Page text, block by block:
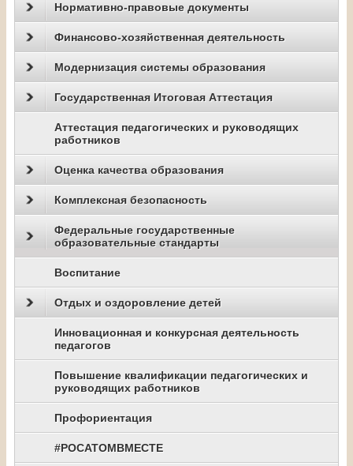
Нормативно-правовые документы
Финансово-хозяйственная деятельность
Модернизация системы образования
Государственная Итоговая Аттестация
Аттестация педагогических и руководящих
работников
Оценка качества образования
Комплексная безопасность
Федеральные государственные
образовательные стандарты
Воспитание
Отдых и оздоровление детей
Инновационная и конкурсная деятельность
педагогов
Повышение квалификации педагогических и
руководящих работников
Профориентация
#РОСАТОМВМЕСТЕ